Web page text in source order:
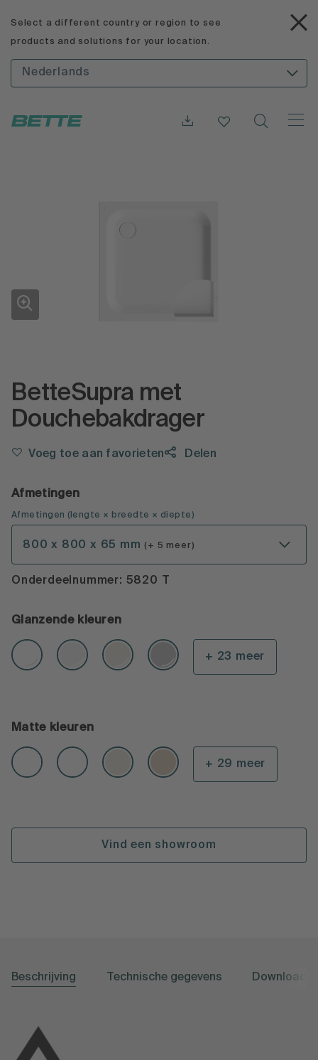
Select a different country or region to see
products and solutions for your location.
Nederlands
BetteSupra met
Douchebakdrager
Voeg toe aan favorieten Delen
Afmetingen
Afmetingen ( lengte × breedte × diepte )
800 x 800 x 65 mm (+ 5 meer)
Onderdeelnummer: 5820 T
Glanzende kleuren
+ 23 meer
Matte kleuren
+ 29 meer
Vind een showroom
Beschrijving Technische gegevens Downloads